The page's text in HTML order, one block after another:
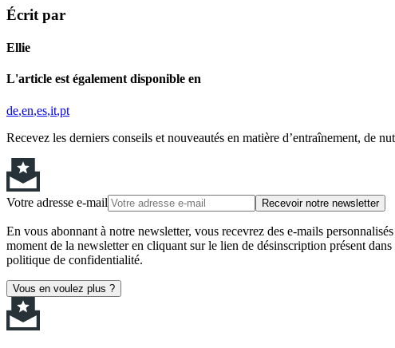
Écrit par
Ellie
L'article est également disponible en
de en es it pt
Recevez les derniers conseils et nouveautés en matière d’entraînement, de
Votre adresse e-mail Recevoir notre newsletter
En vous abonnant à notre newsletter, vous recevrez des e-mails
moment de la newsletter en cliquant sur le lien de désinscription présent
politique de confidentialité.
Vous en voulez plus ?